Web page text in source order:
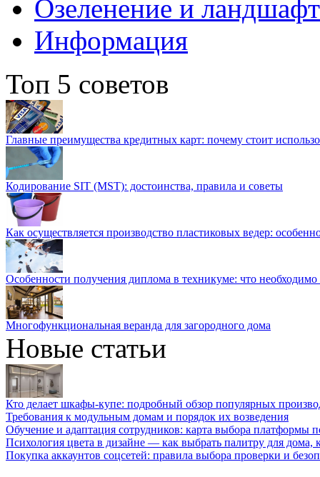
Озеленение и
Информация
Топ 5 советов
Главные преимущества кредитных карт: почему стоит
Кодирование SIT (MST): достоинства, правила и советы
Как осуществляется производство пластиковых ведер:
Особенности получения диплома в техникуме: что необходимо
Многофункциональная веранда для загородного дома
Новые статьи
Кто делает шкафы-купе: подробный обзор популярных
Требования к модульным домам и порядок их возведения
Обучение и адаптация сотрудников: карта выбора платформы
Психология цвета в дизайне — как выбрать палитру для дома,
Покупка аккаунтов соцсетей: правила выбора проверки и